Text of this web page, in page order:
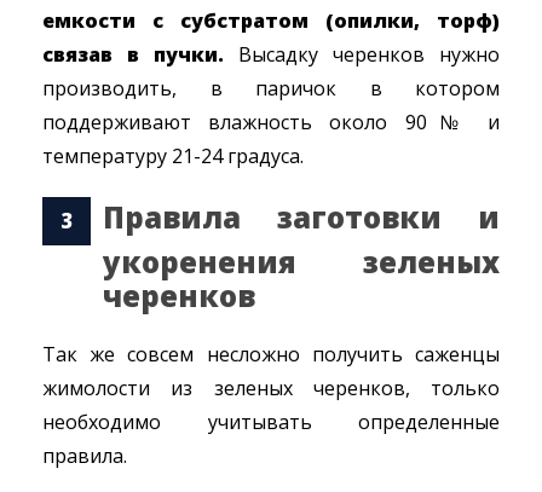
емкости с субстратом (опилки, торф)
связав в пучки. Высадку черенков нужно
производить, в паричок в котором
поддерживают влажность около 90№ и
температуру 21-24 градуса.
Правила заготовки и
укоренения зеленых
черенков
Так же совсем несложно получить саженцы
жимолости из зеленых черенков, только
необходимо учитывать определенные
правила.